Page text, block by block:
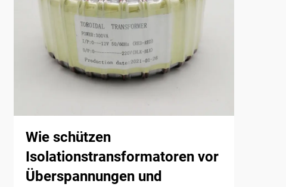
Wie schützen
Isolationstransformatoren vor
Überspannungen und